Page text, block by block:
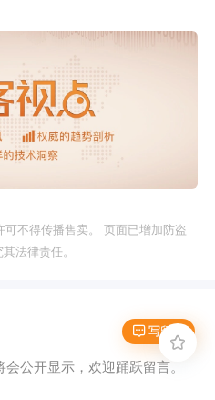
可不得传播售卖。 页面已增加防盗
法律责任。
 写留言
公开显示，欢迎踊跃留言。
